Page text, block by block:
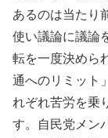
あるのは当たり
使い議論に議論
転を一度決めら
通へのリミット
れぞれ苦労を乗
す。自民党メン